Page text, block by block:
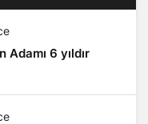
6 yıldır